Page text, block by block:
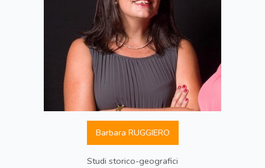
Barbara RUGGIERO
Studi storico-geografici